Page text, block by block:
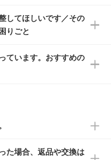
ッフがデータに不備
様と確認してから印
ください。
形式ですが、
いてご利用いただけ
度かどうか、担当ス
ます。
スタッフ宛にメール
方に関する詳細は、
してほしいです／その
りごと
は、担当スタッフが
気軽にご相談くださ
い。
レース/調整してほ
ています。おすすめの
スタッフがお客様の
認し、印刷色をご提
ーなど濃色の場合は
で、土日祝日はお
た場合、返品や交換は